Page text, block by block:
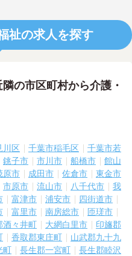
祉の求人を探す
の市区町村から介護・
川区 千葉市稲毛区
千葉市若
銚子市 市川市 船橋市
館山
原市 成田市 佐倉市
東金市
市原市 流山市 八千代市
我
富津市 浦安市
四街道市
富里市 南房総市
匝瑳市
酒々井町 大網白里市
印旛郡
香取郡東庄町
山武郡九十九
町 長生郡一宮町
長生郡睦沢